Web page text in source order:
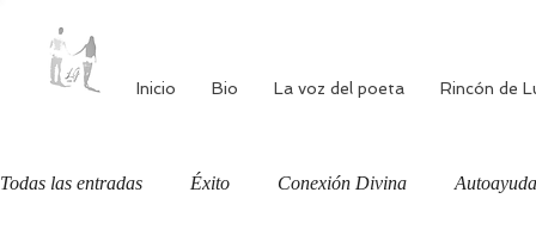
Inicio Bio La voz del poeta Rincón de
Todas las entradas Éxito Conexión Divina Autoayuda